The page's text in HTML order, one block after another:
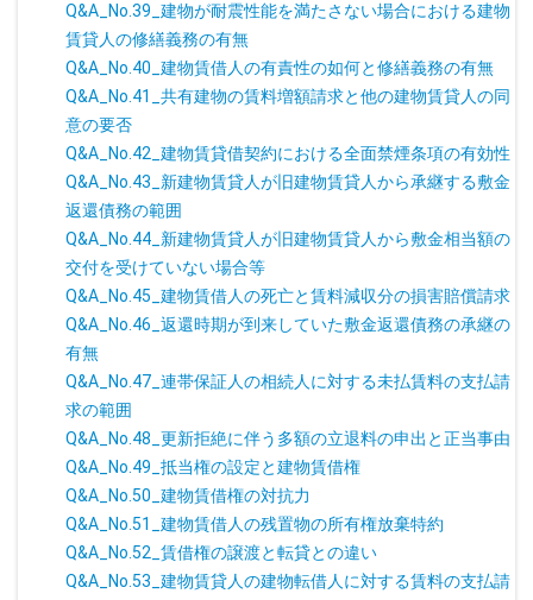
Q&A_No.39_建物が耐震性能を満たさない場合における建物
賃貸人の修繕義務の有無
Q&A_No.40_建物賃借人の有責性の如何と修繕義務の有無
Q&A_No.41_共有建物の賃料増額請求と他の建物賃貸人の同
意の要否
Q&A_No.42_建物賃貸借契約における全面禁煙条項の有効性
Q&A_No.43_新建物賃貸人が旧建物賃貸人から承継する敷金
返還債務の範囲
Q&A_No.44_新建物賃貸人が旧建物賃貸人から敷金相当額の
交付を受けていない場合等
Q&A_No.45_建物賃借人の死亡と賃料減収分の損害賠償請求
Q&A_No.46_返還時期が到来していた敷金返還債務の承継の
有無
Q&A_No.47_連帯保証人の相続人に対する未払賃料の支払請
求の範囲
Q&A_No.48_更新拒絶に伴う多額の立退料の申出と正当事由
Q&A_No.49_抵当権の設定と建物賃借権
Q&A_No.50_建物賃借権の対抗力
Q&A_No.51_建物賃借人の残置物の所有権放棄特約
Q&A_No.52_賃借権の譲渡と転貸との違い
Q&A_No.53_建物賃貸人の建物転借人に対する賃料の支払請